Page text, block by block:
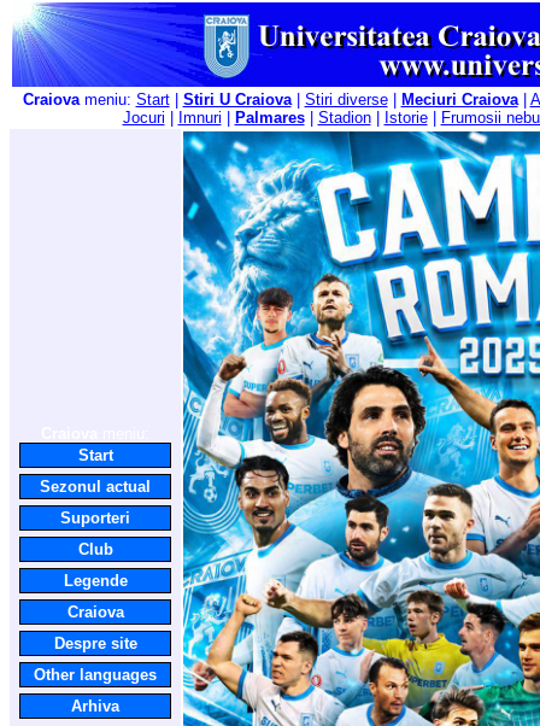
Craiovameniu: Start| Stiri U Craiova| Stiri diverse| Meciuri Craiova|
Jocuri
Imnuri Palmares| Stadion| Istorie| Frumosii
Start
Sezonul actual
Suporteri
Club
Legende
Craiova
Despre site
Other languages
Arhiva